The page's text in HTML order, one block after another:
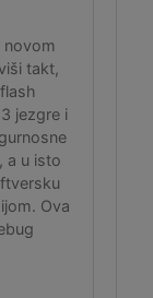
novom
takt,
jezgre i
a u isto
Ova